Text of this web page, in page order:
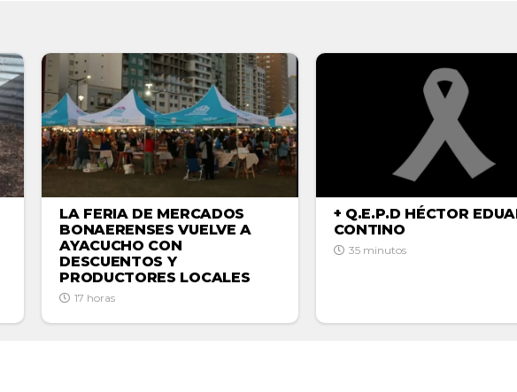
LA FERIA DE MERCADOS
BONAERENSES VUELVE A
AYACUCHO CON
DESCUENTOS Y
PRODUCTORES LOCALES
17 horas
+ Q.E.P.D HÉCTOR
CONTINO
35 minutos